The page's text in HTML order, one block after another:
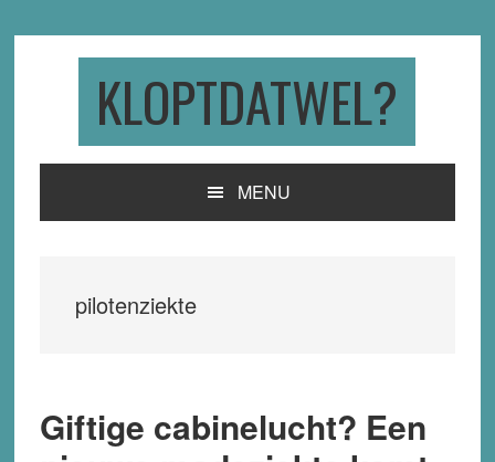
KLOPTDATWEL?
MENU
pilotenziekte
Giftige cabinelucht? Een